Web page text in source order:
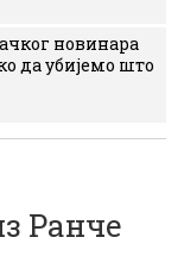
новинара
да убијемо што
Ранче